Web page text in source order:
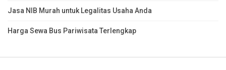
Jasa NIB Murah untuk Legalitas Usaha Anda
Harga Sewa Bus Pariwisata Terlengkap